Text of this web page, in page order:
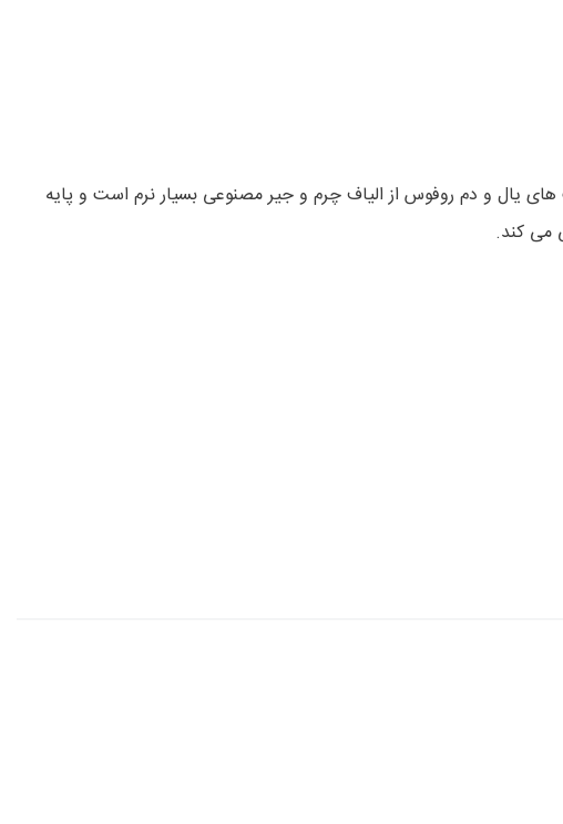
یال و دم روفوس از الیاف چرم و جیر مصنوعی بسیار نرم است و پایه
می کند.